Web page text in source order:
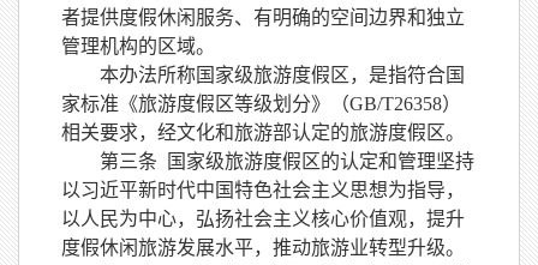
者提供度假休闲服务、有明确的空间边界和独立
管理机构的区域。
本办法所称国家级旅游度假区，是指符合国
家标准《旅游度假区等级划分》（GB/T26358）
相关要求，经文化和旅游部认定的旅游度假区。
第三条
国家级旅游度假区的认定和管理坚持
以习近平新时代中国特色社会主义思想为指导，
以人民为中心，弘扬社会主义核心价值观，提升
度假休闲旅游发展水平，推动旅游业转型升级。